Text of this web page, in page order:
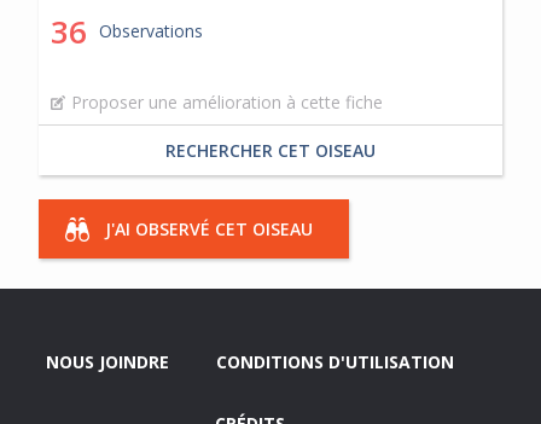
36 Observations
Proposer une amélioration à cette fiche
RECHERCHER CET OISEAU
J'AI OBSERVÉ CET OISEAU
NOUS JOINDRE CONDITIONS D'UTILISATION